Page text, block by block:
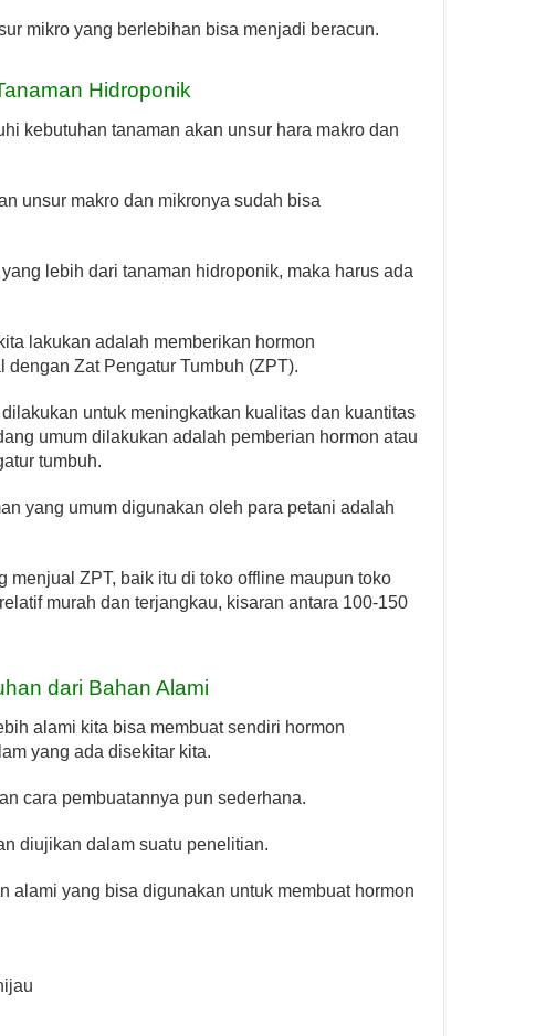
mikro yang berlebihan bisa menjadi beracun.
Hidroponik
kebutuhan tanaman akan unsur hara makro dan
unsur makro dan mikronya sudah bisa
lebih dari tanaman hidroponik, maka harus ada
lakukan adalah memberikan hormon
Zat Pengatur Tumbuh (ZPT).
untuk meningkatkan kualitas dan kuantitas
umum dilakukan adalah pemberian hormon atau
tumbuh.
yang umum digunakan oleh para petani adalah
menjual ZPT, baik itu di toko offline maupun toko
murah dan terjangkau, kisaran antara 100-150
dari Bahan Alami
alami kita bisa membuat sendiri hormon
yang ada disekitar kita.
cara pembuatannya pun sederhana.
diujikan dalam suatu penelitian.
alami yang bisa digunakan untuk membuat hormon